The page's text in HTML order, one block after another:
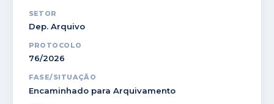
SETOR
Dep. Arquivo
PROTOCOLO
76/2026
FASE/SITUAÇÃO
Encaminhado para Arquivamento